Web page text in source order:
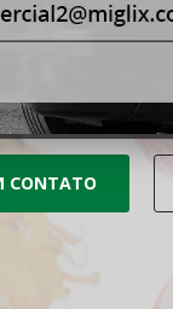
CONTATO